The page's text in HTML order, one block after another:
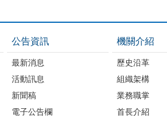
公告資訊
最新消息
活動訊息
新聞稿
電子公告欄
機關介紹
歷史沿革
組織架構
業務職掌
首長介紹